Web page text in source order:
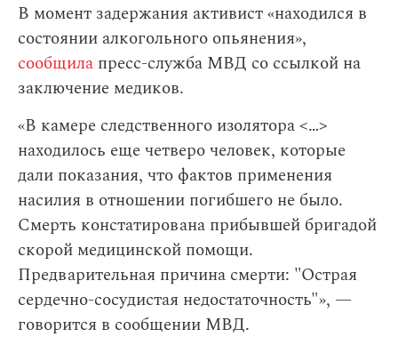
В момент задержания активист «находился в
состоянии алкогольного опьянения»,
сообщила пресс-служба МВД cо ссылкой на
заключение медиков.
«В камере следственного изолятора <…>
находилось еще четверо человек, которые
дали показания, что фактов применения
насилия в отношении погибшего не было.
Смерть констатирована прибывшей бригадой
скорой медицинской помощи.
Предварительная причина смерти: "Острая
сердечно-сосудистая недостаточность"», —
говорится в сообщении МВД.